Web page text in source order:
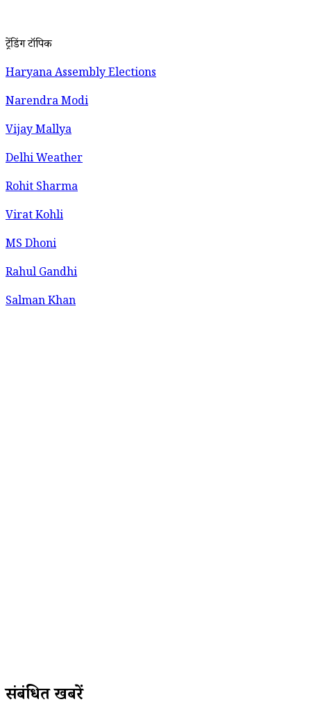
ट्रेंडिंग टॉपिक
Haryana Assembly Elections
Narendra Modi
Vijay Mallya
Delhi Weather
Rohit Sharma
Virat Kohli
MS Dhoni
Rahul Gandhi
Salman Khan
संबंधित खबरें